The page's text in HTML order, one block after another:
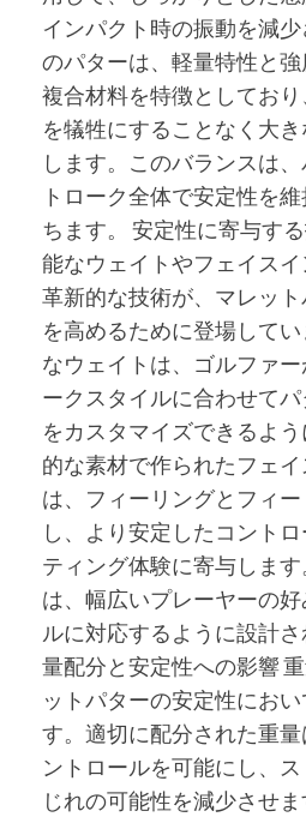
インパクト時の振動を減
のパターは、軽量特性と
複合材料を特徴としてお
を犠牲にすることなく大
します。このバランスは
トローク全体で安定性を
ちます。 安定性に寄与す
能なウェイトやフェイス
革新的な技術が、マレッ
を高めるために登場して
なウェイトは、ゴルファ
ークスタイルに合わせて
をカスタマイズできるよ
的な素材で作られたフェ
は、フィーリングとフィ
し、より安定したコント
ティング体験に寄与しま
は、幅広いプレーヤーの
ルに対応するように設計
量配分と安定性への影響
ットパターの安定性にお
す。適切に配分された重
ントロールを可能にし、
じれの可能性を減少させ